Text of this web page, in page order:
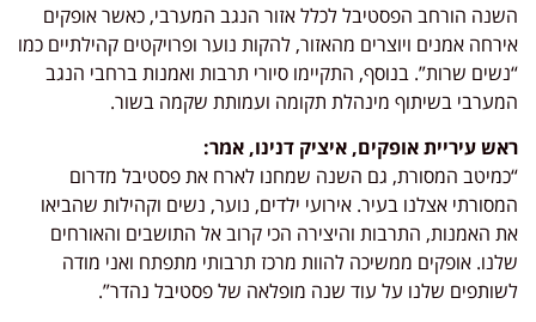
השנה הורחב הפסטיבל לכלל אזור הנגב המערבי, כאשר אופקים
אירחה אמנים ויוצרים מהאזור, להקות נוער ופרויקטים קהילתיים כמו
“נשים שרות”. בנוסף, התקיימו סיורי תרבות ואמנות ברחבי הנגב
המערבי בשיתוף מינהלת תקומה ועמותת שקמה בשור.
ראש עיריית אופקים, איציק דנינו, אמר:
“כמיטב המסורת, גם השנה שמחנו לארח את פסטיבל מדרום
המסורתי אצלנו בעיר. אירועי ילדים, נוער, נשים וקהילות שהביאו
את האמנות, התרבות והיצירה הכי קרוב אל התושבים והאורחים
שלנו. אופקים ממשיכה להוות מרכז תרבותי מתפתח ואני מודה
לשותפים שלנו על עוד שנה מופלאה של פסטיבל נהדר”.